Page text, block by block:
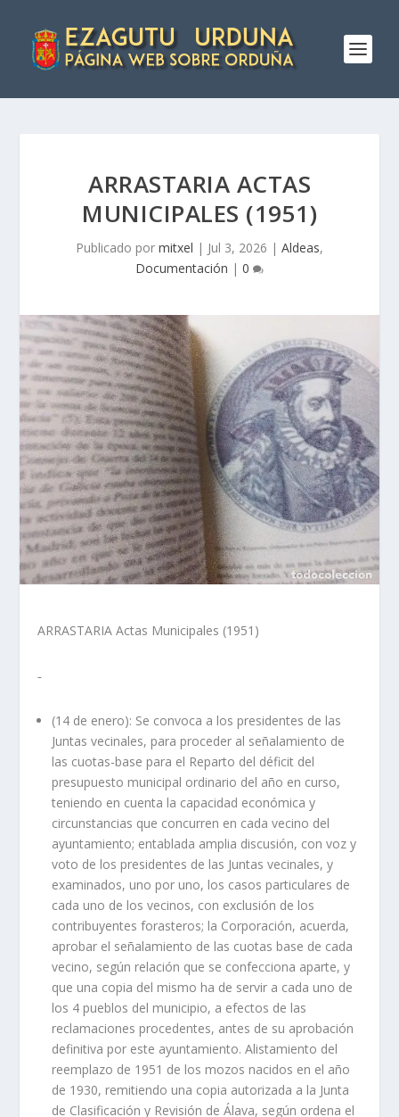
ARRASTARIA ACTAS
MUNICIPALES (1951)
Publicado por mitxel | Jul 3, 2026 | Aldeas,
Documentación | 0
ARRASTARIA Actas Municipales (1951)
(14 de enero): Se convoca a los presidentes de las
Juntas vecinales, para proceder al señalamiento de
las cuotas-base para el Reparto del déficit del
presupuesto municipal ordinario del año en curso,
teniendo en cuenta la capacidad económica y
circunstancias que concurren en cada vecino del
ayuntamiento; entablada amplia discusión, con voz y
voto de los presidentes de las Juntas vecinales, y
examinados, uno por uno, los casos particulares de
cada uno de los vecinos, con exclusión de los
contribuyentes forasteros; la Corporación, acuerda,
aprobar el señalamiento de las cuotas base de cada
vecino, según relación que se confecciona aparte, y
que una copia del mismo ha de servir a cada uno de
los 4 pueblos del municipio, a efectos de las
reclamaciones procedentes, antes de su aprobación
definitiva por este ayuntamiento. Alistamiento del
reemplazo de 1951 de los mozos nacidos en el año
de 1930, remitiendo una copia autorizada a la Junta
de Clasificación y Revisión de Álava, según ordena el